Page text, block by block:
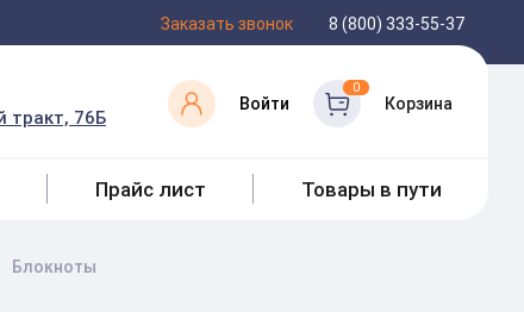
Заказать звонок 8 (800) 333-55-37
тракт, 76Б
Войти
0
Корзина
Прайс лист Товары в пути
Блокноты